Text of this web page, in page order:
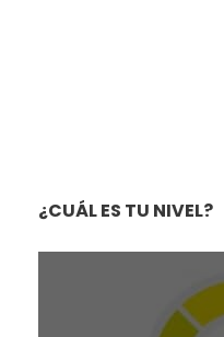
¿CUÁL ES TU NIVEL?